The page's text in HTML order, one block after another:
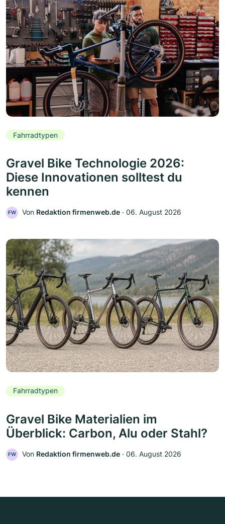
Fahrradtypen
Gravel Bike Technologie 2026:
Diese Innovationen solltest du
kennen
FW Von Redaktion firmenweb.de ‧ 06. August 2026
Fahrradtypen
Gravel Bike Materialien im
Überblick: Carbon, Alu oder Stahl?
FW Von Redaktion firmenweb.de ‧ 06. August 2026